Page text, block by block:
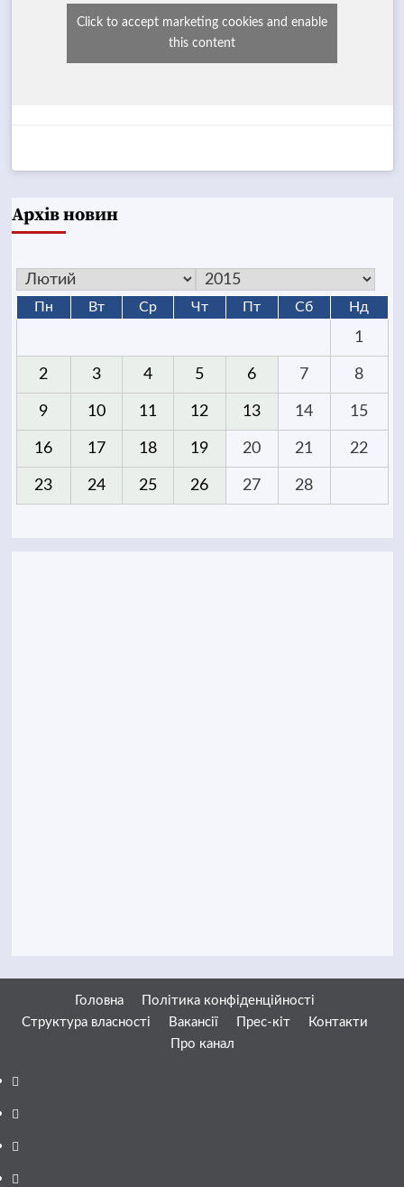
Click to accept marketing cookies and enable
this content
Архів новин
Пн Вт Ср Чт Пт Сб Нд
1
2 3 4 5 6 7 8
9 10 11 12 13 14 15
16 17 18 19 20 21 22
23 24 25 26 27 28
Головна
Політика конфіденційності
Структура власності
Вакансії Прес-кіт
Контакти
Про канал
Facebook
YouTube
Telegram
Instagram